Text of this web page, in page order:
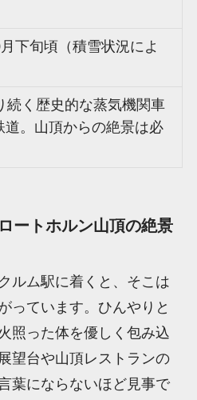
下旬頃（積雪状況によ
続く歴史的な蒸気機関車
道。山頂からの絶景は必
ートホルン山頂の絶景
ルム駅に着くと、そこは
っています。ひんやりと
照った体を優しく包み込
望台や山頂レストランの
葉にならないほど見事で